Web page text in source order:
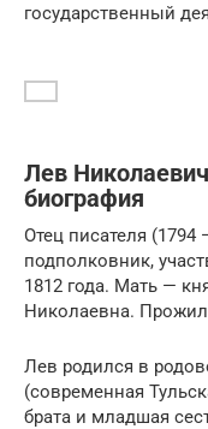
государственный
Лев
биография
Отец писателя
подполковник,
1812 года. Мать —
Николаевна.
Лев родился в
(современная
брата и младшая